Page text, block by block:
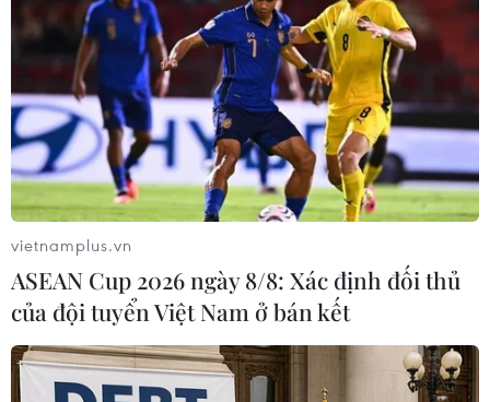
Rome, 9 người bị thương
10/06/2019 14:54
Vụ nổ xảy ra do đường ống dẫn khí ga vào tòa nhà, nơi
đặt trụ sở của Tòa Thị chính Rocca di Papa và nơi sinh
sống của một số hộ gia đình, bị các công nhân sửa
đường làm vỡ trước đó.
vietnamplus.vn
ASEAN Cup 2026 ngày 8/8: Xác định đối thủ
của đội tuyển Việt Nam ở bán kết